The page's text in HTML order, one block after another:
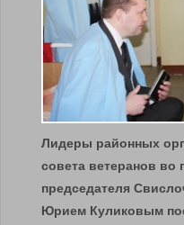
Лидеры районных
совета ветеранов во
председателя
Юрием Куликовым